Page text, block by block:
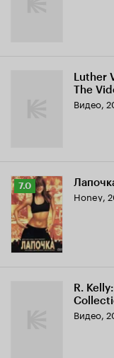
Luther
The
Видео,
Рейтинг
Кинопоиска
7.0
7.0
Honey,
R.
Видео,